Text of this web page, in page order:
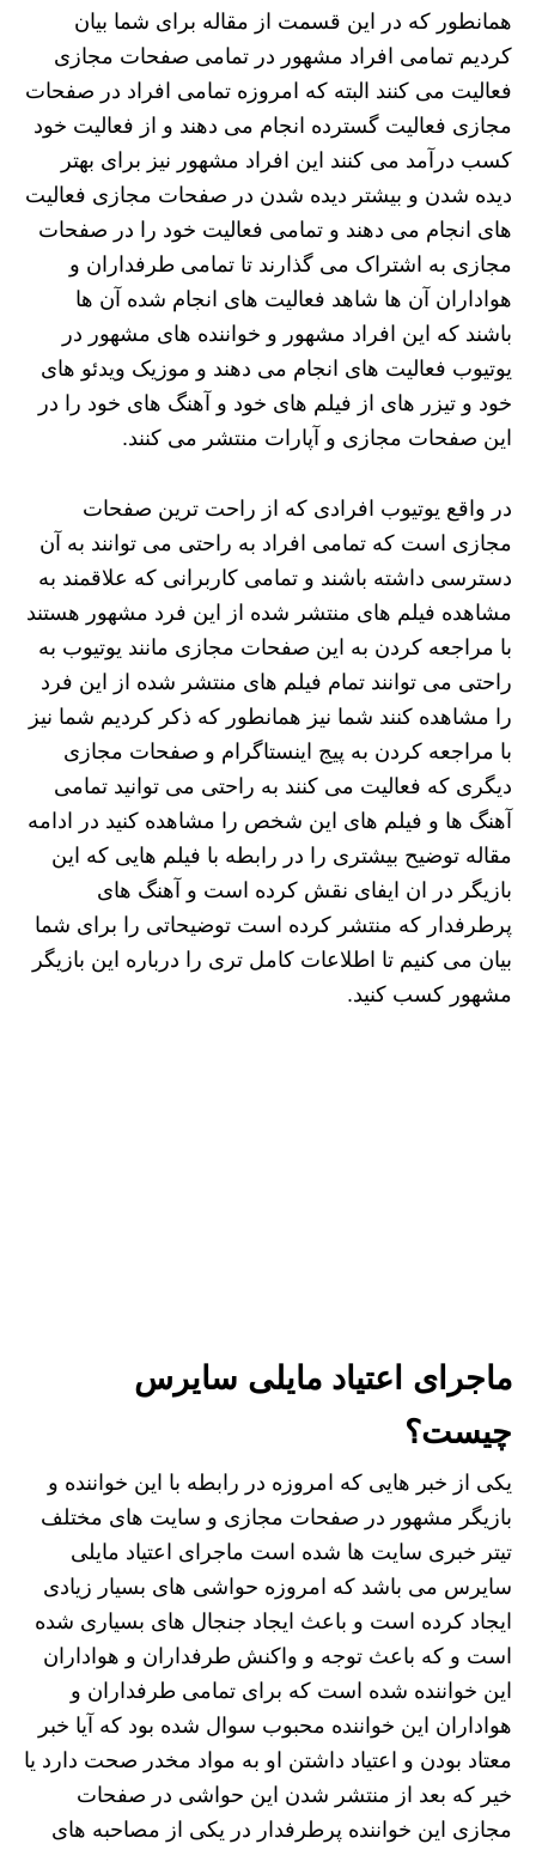
همانطور که در این قسمت از مقاله برای شما بیان
کردیم تمامی افراد مشهور در تمامی صفحات مجازی
فعالیت می‌ کنند البته که امروزه تمامی افراد در صفحات
مجازی فعالیت گسترده انجام می ‌دهند و از فعالیت خود
کسب درآمد می ‌کنند این افراد مشهور نیز برای بهتر
دیده شدن و بیشتر دیده شدن در صفحات مجازی فعالیت
های انجام می ‌دهند و تمامی فعالیت خود را در صفحات
مجازی به اشتراک می ‌گذارند تا تمامی طرفداران و
هواداران آن ها شاهد فعالیت ‌های انجام شده آن ها
باشند که این افراد مشهور و خواننده های مشهور در
یوتیوب فعالیت ‌های انجام می ‌دهند و موزیک ویدئو های
خود و تیزر های از فیلم ‌های خود و آهنگ های خود را در
این صفحات مجازی و آپارات منتشر می ‌کنند.
در واقع یوتیوب افرادی که از راحت ترین صفحات
مجازی است که تمامی افراد به راحتی می ‌توانند به آن
دسترسی داشته باشند و تمامی کاربرانی که علاقمند به
مشاهده فیلم های منتشر شده از این فرد مشهور هستند
با مراجعه کردن به این صفحات مجازی مانند یوتیوب به
راحتی می توانند تمام فیلم های منتشر شده از این فرد
را مشاهده کنند شما نیز همانطور که ذکر کردیم شما نیز
با مراجعه کردن به پیج اینستاگرام و صفحات مجازی
دیگری که فعالیت می ‌کنند به راحتی می توانید تمامی
آهنگ ها و فیلم های این شخص را مشاهده کنید در ادامه
مقاله توضیح بیشتری را در رابطه با فیلم هایی که این
بازیگر در ان ایفای نقش کرده است و آهنگ های
پرطرفدار که منتشر کرده است توضیحاتی را برای شما
بیان می کنیم تا اطلاعات کامل تری را درباره این بازیگر
مشهور کسب کنید.
ماجرای اعتیاد مایلی سایرس
چیست؟
یکی از خبر هایی که امروزه در رابطه با این خواننده و
بازیگر مشهور در صفحات مجازی و سایت ‌های مختلف
تیتر خبری سایت ها شده است ماجرای اعتیاد مایلی
سایرس می باشد که امروزه حواشی های بسیار زیادی
ایجاد کرده است و باعث ایجاد جنجال های بسیاری شده
است و که باعث توجه و واکنش طرفداران و هواداران
این خواننده شده است که برای تمامی طرفداران و
هواداران این خواننده محبوب سوال شده بود که آیا خبر
معتاد بودن و اعتیاد داشتن او به مواد مخدر صحت دارد یا
خیر که بعد از منتشر شدن این حواشی در صفحات
مجازی این خواننده پرطرفدار در یکی از مصاحبه های